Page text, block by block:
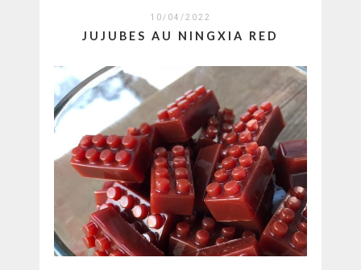
10/04/2022
JUJUBES AU NINGXIA RED